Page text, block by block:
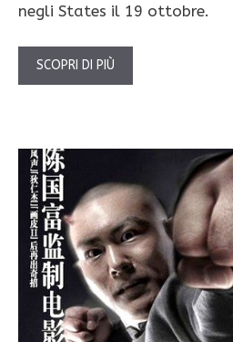
negli States il 19 ottobre.
SCOPRI DI PIÙ